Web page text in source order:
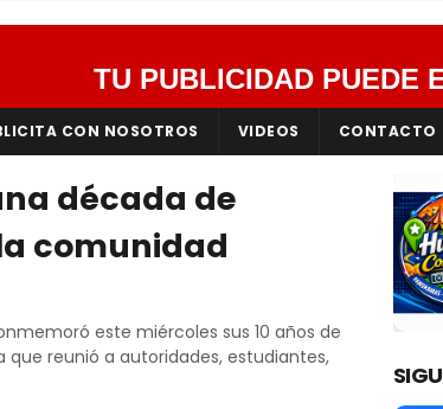
TU PUBLICIDAD PUEDE
CON NOSOTROS VIDEOS CONTACTO
década de
comunidad
este miércoles sus 10 años de
reunió a autoridades, estudiantes,